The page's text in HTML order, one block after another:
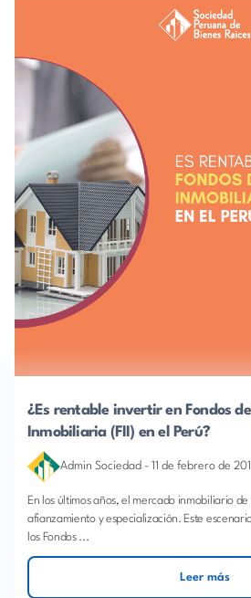
¿Es rentable invertir en Fondos
Inmobiliaria (FII) en el Perú?
Admin Sociedad - 11 de febrero de
En los últimos años, el mercado inmobiliario
afianzamiento y especialización. Este
los Fondos ...
Leer más